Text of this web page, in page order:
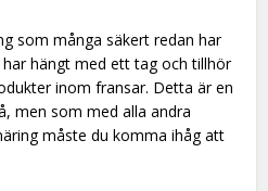
som många säkert redan har
hängt med ett tag och tillhör
inom fransar. Detta är en
men som med alla andra
måste du komma ihåg att